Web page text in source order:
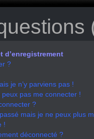
d’enregistrement
?
je n’y parviens pas !
pas me connecter !
?
mais je ne peux plus
!
déconnecté ?